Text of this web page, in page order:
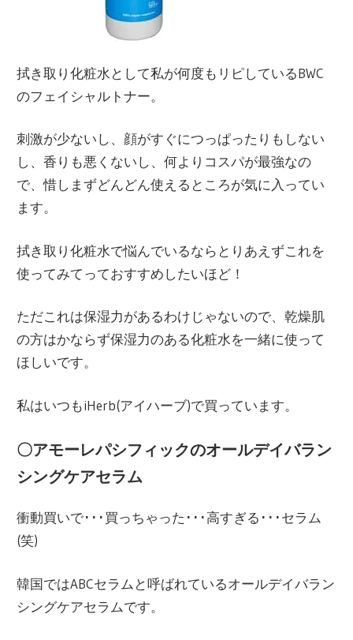
拭き取り化粧水として私が何度もリピしているBWC
のフェイシャルトナー。
刺激が少ないし、顔がすぐにつっぱったりもしない
し、香りも悪くないし、何よりコスパが最強なの
で、惜しまずどんどん使えるところが気に入ってい
ます。
拭き取り化粧水で悩んでいるならとりあえずこれを
使ってみてっておすすめしたいほど！
ただこれは保湿力があるわけじゃないので、乾燥肌
の方はかならず保湿力のある化粧水を一緒に使って
ほしいです。
私はいつもiHerb(アイハーブ)で買っています。
〇アモーレパシフィックのオールデイバラン
シングケアセラム
衝動買いで･･･買っちゃった･･･高すぎる･･･セラム
(笑)
韓国ではABCセラムと呼ばれているオールデイバラン
シングケアセラムです。